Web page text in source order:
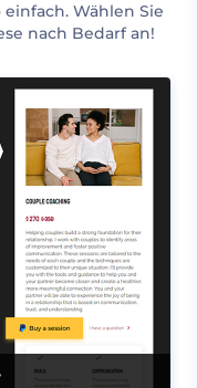
Wählen Sie
nach Bedarf an!